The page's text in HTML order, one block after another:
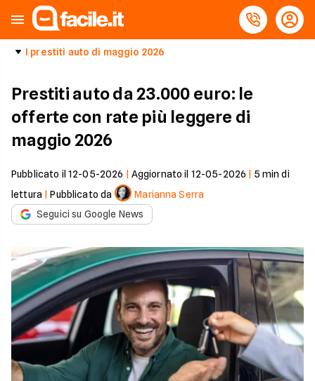
I prestiti auto di maggio 2026
Prestiti auto da 23.000 euro: le
offerte con rate più leggere di
maggio 2026
Pubblicato il 12-05-2026 Aggiornato il 12-05-2026 5 min di
lettura |Pubblicato da
Marianna Serra
Seguici su Google News